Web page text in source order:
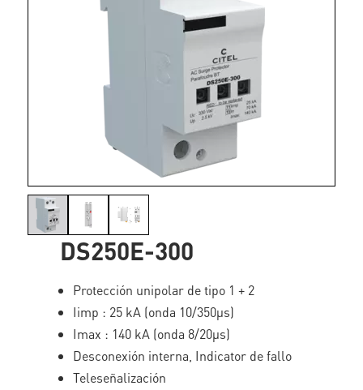
DS250E-300
Protección unipolar de tipo 1 + 2
Iimp : 25 kA (onda 10/350µs)
Imax : 140 kA (onda 8/20µs)
Desconexión interna, Indicator de fallo
Teleseñalización